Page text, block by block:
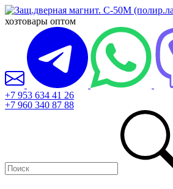
хозтовары оптом
+7 953 634 41 26
+7 960 340 87 88